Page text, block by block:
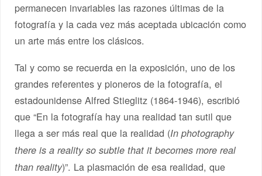
permanecen invariables las razones últimas de la
fotografía y la cada vez más aceptada ubicación como
un arte más entre los clásicos.
Tal y como se recuerda en la exposición, uno de los
grandes referentes y pioneros de la fotografía, el
estadounidense Alfred Stieglitz (1864-1946), escribió
que “En la fotografía hay una realidad tan sutil que
llega a ser más real que la realidad (In photography
there is a reality so subtle that it becomes more real
than reality)”. La plasmación de esa realidad, que